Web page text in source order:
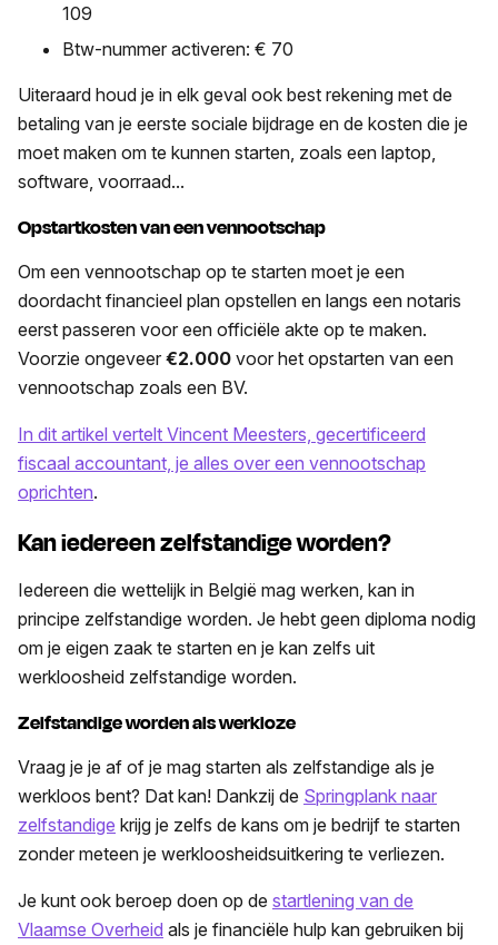
109
Btw-nummer activeren: € 70
Uiteraard houd je in elk geval ook best rekening met de
betaling van je eerste sociale bijdrage en de kosten die je
moet maken om te kunnen starten, zoals een laptop,
software, voorraad...
Opstartkosten van een vennootschap
Om een vennootschap op te starten moet je een
doordacht financieel plan opstellen en langs een notaris
eerst passeren voor een officiële akte op te maken.
Voorzie ongeveer €2.000 voor het opstarten van een
vennootschap zoals een BV.
In dit artikel vertelt Vincent Meesters, gecertificeerd
fiscaal accountant, je alles over een vennootschap
oprichten.
Kan iedereen zelfstandige worden?
Iedereen die wettelijk in België mag werken, kan in
principe zelfstandige worden. Je hebt geen diploma nodig
om je eigen zaak te starten en je kan zelfs uit
werkloosheid zelfstandige worden.
Zelfstandige worden als werkloze
Vraag je je af of je mag starten als zelfstandige als je
werkloos bent? Dat kan! Dankzij de Springplank naar
zelfstandige krijg je zelfs de kans om je bedrijf te starten
zonder meteen je werkloosheidsuitkering te verliezen.
Je kunt ook beroep doen op de startlening van de
Vlaamse Overheid als je financiële hulp kan gebruiken bij